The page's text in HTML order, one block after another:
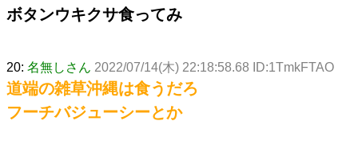
ボタンウキクサ食ってみ
20: 名無しさん 2022/07/14(木) 22:18:58.68 ID:1TmkFTAO
道端の雑草沖縄は食うだろ
フーチバジューシーとか